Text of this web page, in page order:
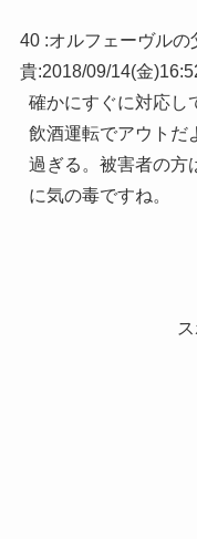
40 :オルフェーヴルの
貴:2018/09/14(金
確かにすぐに対応し
飲酒運転でアウトだ
過ぎる。被害者の方
に気の毒ですね。